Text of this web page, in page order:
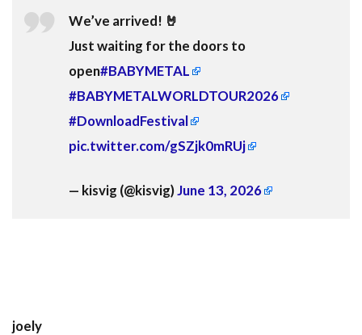
We’ve arrived! 🤘
Just waiting for the doors to
open#BABYMETAL
#BABYMETALWORLDTOUR2026
#DownloadFestival
pic.twitter.com/gSZjk0mRUj
— kisvig (@kisvig)June 13, 2026
joely